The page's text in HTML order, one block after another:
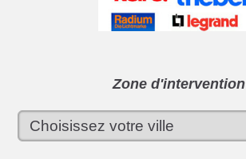
Zone d'intervention